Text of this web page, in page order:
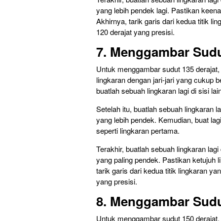
yang lebih pendek lagi. Pastikan
Akhirnya, tarik garis dari kedua titik
120 derajat yang presisi.
7. Menggambar
Untuk menggambar sudut 135
lingkaran dengan jari-jari yang cukup
buatlah sebuah lingkaran lagi di sisi
Setelah itu, buatlah sebuah lingkaran
yang lebih pendek. Kemudian, buat
seperti lingkaran pertama.
Terakhir, buatlah sebuah lingkaran
yang paling pendek. Pastikan ketujuh
tarik garis dari kedua titik lingkaran
yang presisi.
8. Menggambar
Untuk menggambar sudut 150